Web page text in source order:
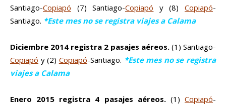
Santiago-Copiapó (7) Santiago-Copiapó y (8)Copiapó-
Santiago. *Este mes no se registra viajes a Calama
Diciembre 2014 registra 2 pasajes aéreos. (1) Santiago-
Copiapó y (2) Copiapó-Santiago. *Este mes no se registra
viajes a Calama
Enero 2015 registra 4 pasajes aéreos.(1)Copiapó-